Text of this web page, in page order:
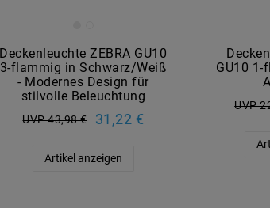
Deckenleuchte ZEBRA GU10
3-flammig in Schwarz/Weiß
- Modernes Design für
stilvolle Beleuchtung
UVP 43,98 € 31,22 €
Artikel anzeigen
GU10 1-
UVP